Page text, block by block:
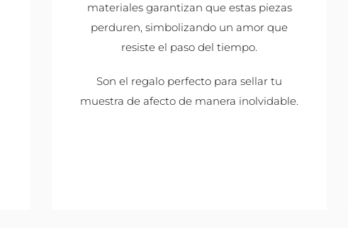
materiales garantizan que estas piezas
perduren, simbolizando un amor que
resiste el paso del tiempo.
Son el regalo perfecto para sellar tu
muestra de afecto de manera inolvidable.